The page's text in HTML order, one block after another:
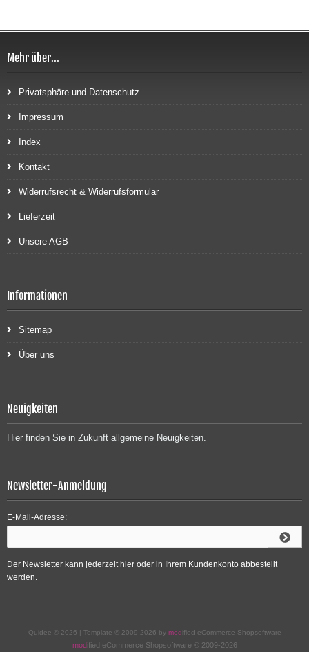
Mehr über...
Privatsphäre und Datenschutz
Impressum
Index
Kontakt
Widerrufsrecht & Widerrufsformular
Lieferzeit
Unsere AGB
Informationen
Sitemap
Über uns
Neuigkeiten
Hier finden Sie in Zukunft allgemeine Neuigkeiten.
Newsletter-Anmeldung
E-Mail-Adresse:
Der Newsletter kann jederzeit hier oder in Ihrem Kundenkonto abbestellt
werden.
Quidee © 2026 | Template © 2009-2026 by mod ified eCommerce Shopsoftware
modified eCommerce Shopsoftware © 2009-2026